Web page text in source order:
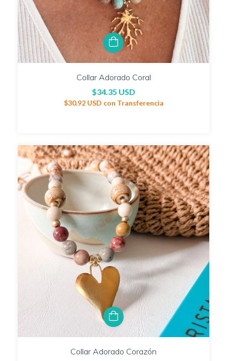
Collar Adorado Coral
$34.35 USD
$30.92 USD con Transferencia
Collar Adorado Corazón